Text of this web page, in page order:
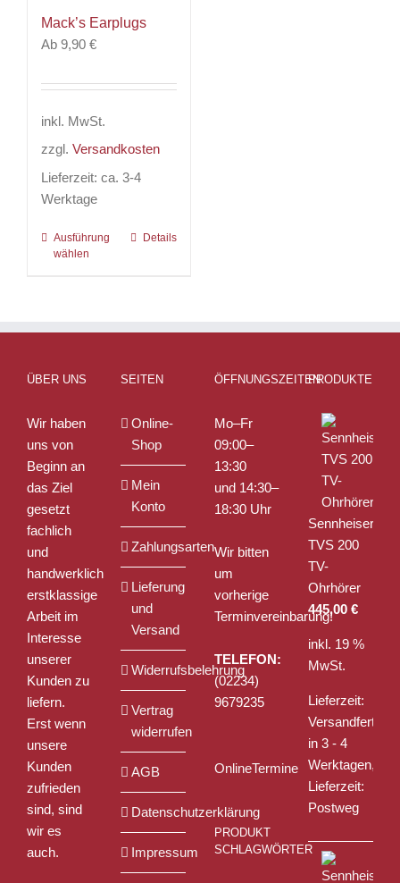
Mack’s Earplugs
Ab 9,90 €
inkl. MwSt.
zzgl. Versandkosten
Lieferzeit: ca. 3-4
Werktage
Ausführung
wählen
Dieses
auf
Details
ÜBER UNS
Wir haben
uns von
Beginn an
das Ziel
gesetzt
fachlich
und
handwerklich
erstklassige
Arbeit im
Interesse
unserer
Kunden zu
liefern.
Erst wenn
unsere
Kunden
zufrieden
sind, sind
wir es
auch.
SEITEN
Online-
Shop
Mein
Konto
Zahlungsarten
Lieferung
und
Versand
Widerrufsbelehrung
Vertrag
widerrufen
AGB
Datenschutzerklärung
Impressum
ÖFFNUNGSZEITEN
Mo–Fr
09:00–
13:30
und 14:30–
18:30 Uhr
Wir bitten
um
vorherige
Terminvereinbarung!
TELEFON:
(02234)
9679235
OnlineTermine
PRODUKT
SCHLAGWÖRTER
PRODUKTE
Sennheiser
TVS 200
TV-
Ohrhörer
445,00 €
inkl. 19 %
MwSt.
Lieferzeit:
Versandfertig
in 3 - 4
Werktagen,
Lieferzeit:
Postweg